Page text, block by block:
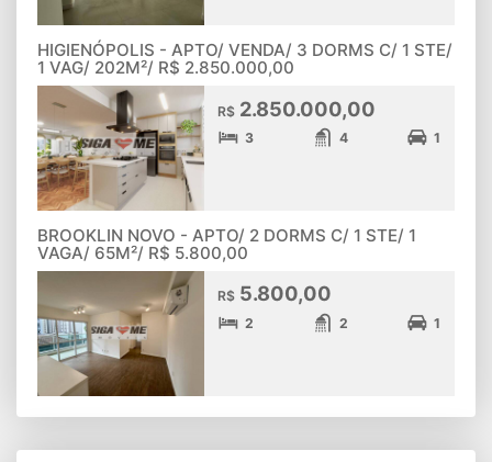
HIGIENÓPOLIS - APTO/ VENDA/ 3 DORMS C/ 1 STE/
1 VAG/ 202M²/ R$ 2.850.000,00
R$ 2.850.000,00
3 4 1
BROOKLIN NOVO - APTO/ 2 DORMS C/ 1 STE/ 1
VAGA/ 65M²/ R$ 5.800,00
R$ 5.800,00
2 2 1